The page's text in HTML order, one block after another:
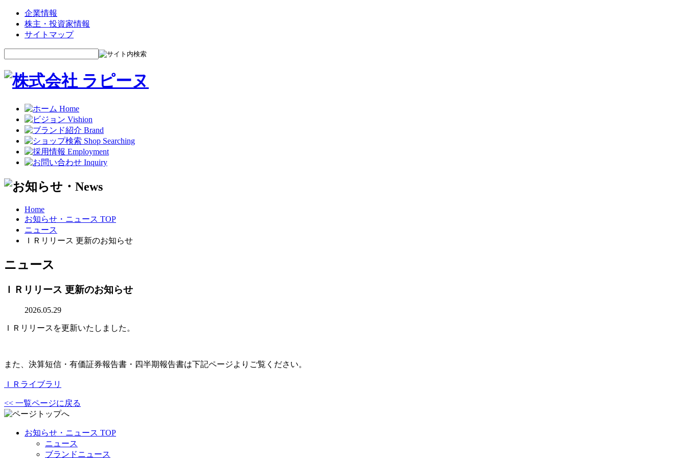
企業情報
株主・投資家情報
サイトマップ
Home
お知らせ・ニュース TOP
ニュース
ＩＲリリース 更新のお知らせ
ニュース
ＩＲリリース 更新のお知らせ
2026.05.29
ＩＲリリースを更新いたしました。
また、決算短信・有価証券報告書・四半期報告書は下記ページよりご覧ください。
ＩＲライブラリ
<< 一覧ページに戻る
お知らせ・ニュース TOP
ニュース
ブランドニュース